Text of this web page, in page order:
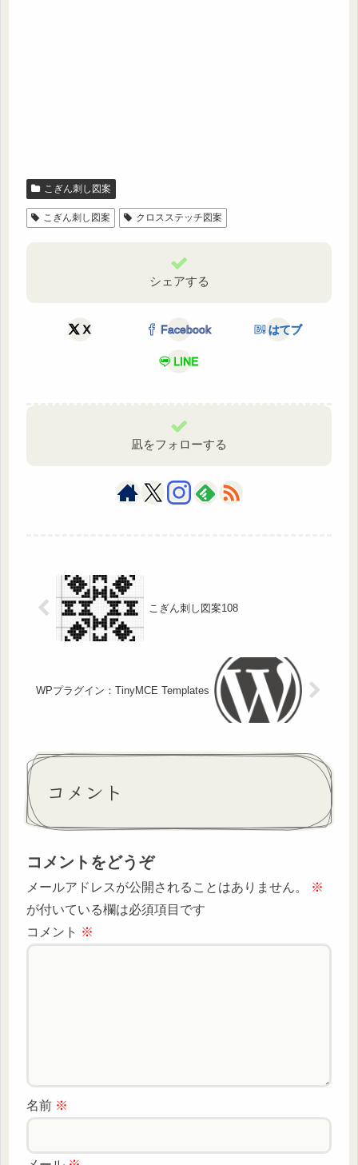
こぎん刺し図案
こぎん刺し図案 クロスステッチ図案
シェアする
X Facebook はてブ
LINE
凪をフォローする
こぎん刺し図案108
WPプラグイン：TinyMCE Templates
コメント
コメントをどうぞ
メールアドレスが公開されることはありません。
※
が付いている欄は必須項目です
コメント ※
名前 ※